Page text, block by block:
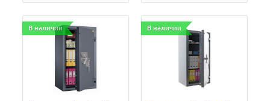
В наличии В наличии